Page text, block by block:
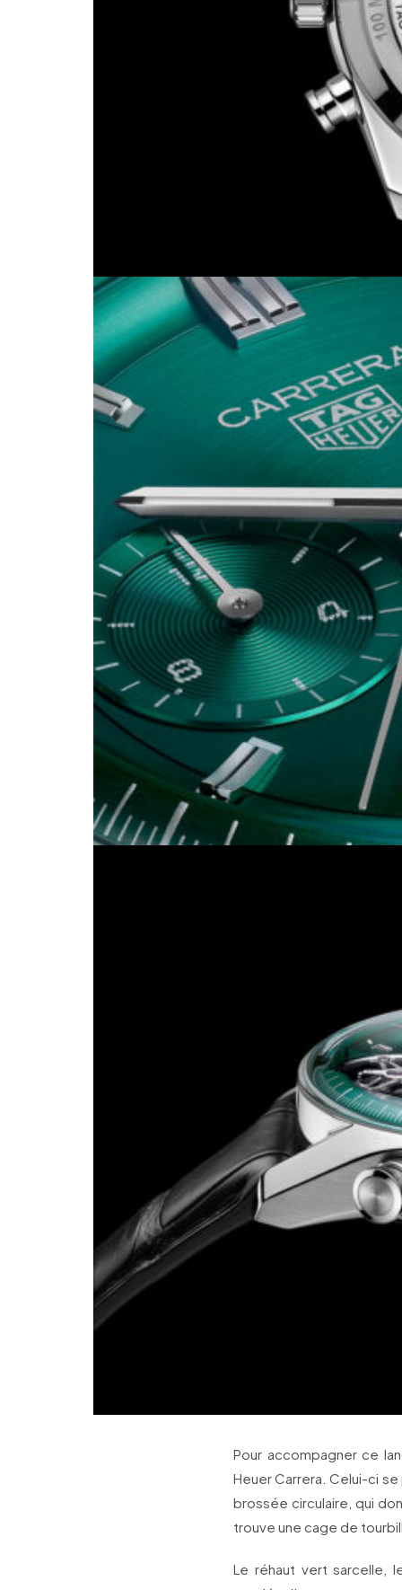
Pour accompagner ce
Heuer Carrera. Celui-ci
brossée circulaire, qui
trouve une cage de
Le réhaut vert sarcelle,